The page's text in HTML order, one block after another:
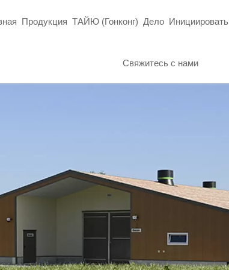
Продукция ТАЙЮ (Гонконг) Дело Инициировать
Свяжитесь с нами